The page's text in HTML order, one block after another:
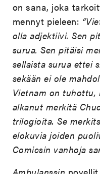
on sana, joka
mennyt pieleen:
olla adjektiivi. Sen
surua. Sen pitäisi
sellaista surua ettei
sekään ei ole
Vietnam on tuhottu,
alkanut merkitä
trilogioita. Se
elokuvia joiden
Comicsin vanhoja